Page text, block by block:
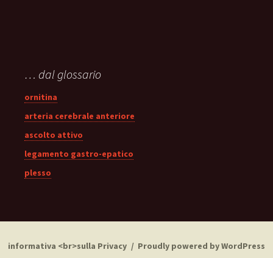
… dal glossario
ornitina
arteria cerebrale anteriore
ascolto attivo
legamento gastro-epatico
plesso
informativa <br>sulla Privacy Proudly powered by WordPress